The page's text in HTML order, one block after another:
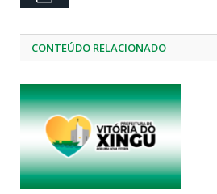
CONTEÚDO RELACIONADO